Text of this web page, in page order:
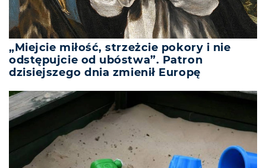
„Miejcie miłość, strzeżcie pokory i nie
odstępujcie od ubóstwa”. Patron
dzisiejszego dnia zmienił Europę